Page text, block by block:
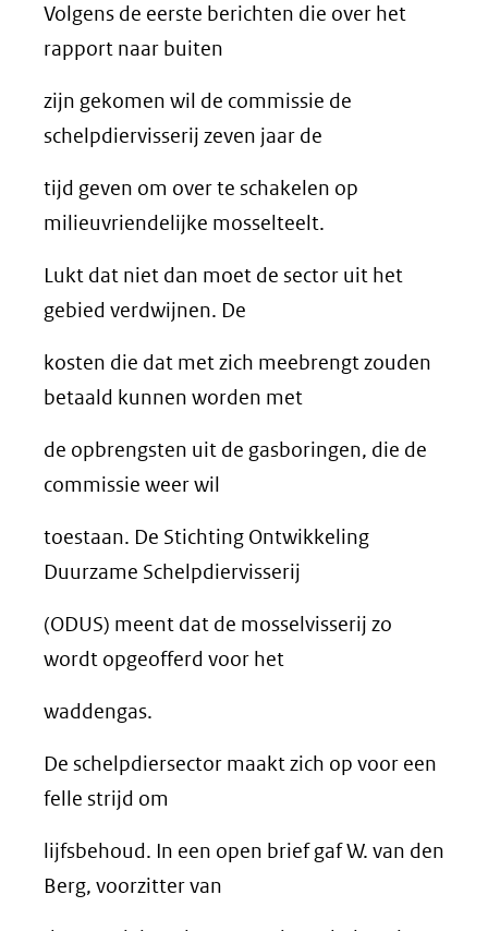
Volgens de eerste berichten die over het
rapport naar buiten
zijn gekomen wil de commissie de
schelpdiervisserij zeven jaar de
tijd geven om over te schakelen op
milieuvriendelijke mosselteelt.
Lukt dat niet dan moet de sector uit het
gebied verdwijnen. De
kosten die dat met zich meebrengt zouden
betaald kunnen worden met
de opbrengsten uit de gasboringen, die de
commissie weer wil
toestaan. De Stichting Ontwikkeling
Duurzame Schelpdiervisserij
(ODUS) meent dat de mosselvisserij zo
wordt opgeofferd voor het
waddengas.
De schelpdiersector maakt zich op voor een
felle strijd om
lijfsbehoud. In een open brief gaf W. van den
Berg, voorzitter van